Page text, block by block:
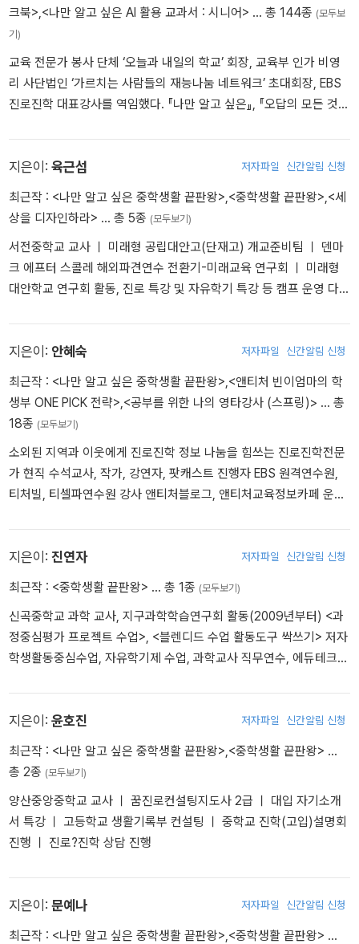
크북> <나만 알고 싶은 AI 활용 교과서 : 시니어> … 총 144종 (모두보
기)
교육 전문가 봉사 단체 ‘오늘과 내일의 학교’ 회장, 교육부 인가 비영
리 사단법인 ‘가르치는 사람들의 재능나눔 네트워크’ 초대회장, EBS
진로진학 대표강사를 역임했다. 『나만 알고 싶은』, 『오답의 모든 것』
획 및 자문으로 함께했다. 교원 연수 플랫폼 티처빌과 티셀파에서 [과
기획하고, 진로·진학·공부·AI를 주제로 한 특강 2,000회, 캠프 950회
이상을 진행한 전국구 강사. 교육의 가능성은 상상력에 있고, 그 상상
이 현실이 될 수 있다는 믿음으로 ‘이상한 학교’를 함께 꿈꾼다. ● 유
튜브 | 동완쌤 AI진로디자인 https://www.youtube.com/@mybest
-AI ● 블로그 | 오내학교 진로스낵 https://m.blog.naver.com/onlyj
지은이: 육근섭 저자파일 신간알림 신청
최근작 : <나만 알고 싶은 중학생활 끝판왕> <중학생활 끝판왕> <세
상을 디자인하라> … 총 5종 (모두보기)
서전중학교 교사 ㅣ 미래형 공립대안고(단재고) 개교준비팀 ㅣ 덴마
크 에프터 스콜레 해외파견연수 전환기-미래교육 연구회 ㅣ 미래형
대안학교 연구회 활동, 진로 특강 및 자유학기 특강 등 캠프 운영 다수
지은이: 안혜숙 저자파일 신간알림 신청
최근작 : <나만 알고 싶은 중학생활 끝판왕> <앤티처 빈이엄마의 학
생부 ONE PICK 전략> <공부를 위한 나의 영타강사 (스프링)> … 총
18종 (모두보기)
소외된 지역과 이웃에게 진로진학 정보 나눔을 힘쓰는 진로진학전문
가 현직 수석교사, 작가, 강연자, 팟캐스트 진행자 EBS 원격연수원,
티처빌, 티셀파연수원 강사 앤티처블로그, 앤티처교육정보카페 운영
영스토리) 3. 초등부터 고등까지 준비하는 계열별 진로진학직업 공학
자연과학계열의 진로 진학 직업 공저(서울문화사) 6. 진로끝판왕 시
작편 공저(꿈구두) 7. 진로끝판왕 완성편 공저(꿈구두) 8. 중학끝판
왕 공저(꿈구두) 9. 우리는 최고의 기획자다(꿈구두) 대표저자 10. 면
접끝판왕 심화편(꿈구두) 대표저자 11. 기후변화 교육 핸드북 공저
를 위한 나의 영타강사(쌤에듀) 단독저자
지은이: 진연자 저자파일 신간알림 신청
최근작 : <중학생활 끝판왕> … 총 1종 (모두보기)
신곡중학교 과학 교사, 지구과학학습연구회 활동(2009년부터) <과
정중심평가 프로젝트 수업>, <블렌디드 수업 활동도구 싹쓰기> 저자
학생활동중심수업, 자유학기제 수업, 과학교사 직무연수, 에듀테크
지은이: 윤호진 저자파일 신간알림 신청
최근작 : <나만 알고 싶은 중학생활 끝판왕> <중학생활 끝판왕> …
총 2종 (모두보기)
양산중앙중학교 교사 ㅣ 꿈진로컨설팅지도사 2급 ㅣ 대입 자기소개
서 특강 ㅣ 고등학교 생활기록부 컨설팅 ㅣ 중학교 진학(고입)설명회
진행 ㅣ 진로?진학 상담 진행
지은이: 문예나 저자파일 신간알림 신청
최근작 : <나만 알고 싶은 중학생활 끝판왕> <중학생활 끝판왕> …